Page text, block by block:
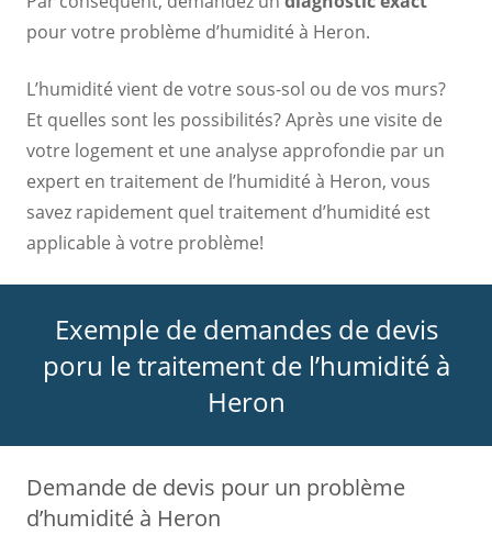
pour votre problème d’humidité à Heron.
L’humidité vient de votre sous-sol ou de vos murs?
Et quelles sont les possibilités? Après une visite de
votre logement et une analyse approfondie par un
expert en traitement de l’humidité à Heron, vous
savez rapidement quel traitement d’humidité est
applicable à votre problème!
Exemple de demandes de devis
poru le traitement de l’humidité à
Heron
Demande de devis pour un problème
d’humidité à Heron